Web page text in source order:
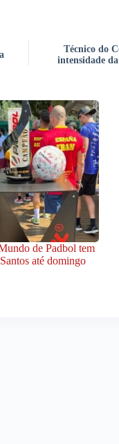
Técnico do
intensidade
de Padbol tem
até domingo